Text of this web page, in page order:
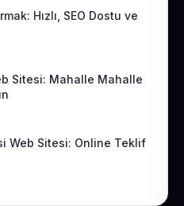
Hızlı, SEO Dostu ve
Sitesi: Mahalle Mahalle
Web Sitesi: Online Teklif